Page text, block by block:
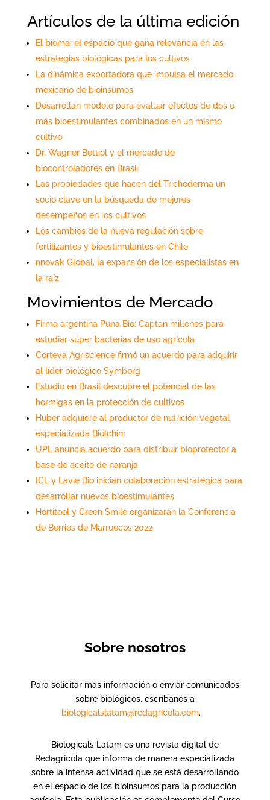
Artículos de la última edición
El bioma: el espacio que gana relevancia en las
estrategias biológicas para los cultivos
La dinámica exportadora que impulsa el mercado
mexicano de bioinsumos
Desarrollan modelo para evaluar efectos de dos o
más bioestimulantes combinados en un mismo
cultivo
Dr. Wagner Bettiol y el mercado de
biocontroladores en Brasil
Las propiedades que hacen del Trichoderma un
socio clave en la búsqueda de mejores
desempeños en los cultivos
Los cambios de la nueva regulación sobre
fertilizantes y bioestimulantes en Chile
nnovak Global, la expansión de los especialistas en
la raíz
Movimientos de Mercado
Firma argentina Puna Bio: Captan millones para
estudiar súper bacterias de uso agrícola
Corteva Agriscience firmó un acuerdo para adquirir
al líder biológico Symborg
Estudio en Brasil descubre el potencial de las
hormigas en la protección de cultivos
Huber adquiere al productor de nutrición vegetal
especializada Biolchim
UPL anuncia acuerdo para distribuir bioprotector a
base de aceite de naranja
ICL y Lavie Bio inician colaboración estratégica para
desarrollar nuevos bioestimulantes
Hortitool y Green Smile organizarán la Conferencia
de Berries de Marruecos 2022
Sobre nosotros
Para solicitar más información o enviar comunicados
sobre biológicos, escríbanos a
biologicalslatam@redagricola.com.
Biologicals Latam es una revista digital de
Redagrícola que informa de manera especializada
sobre la intensa actividad que se está desarrollando
en el espacio de los bioinsumos para la producción